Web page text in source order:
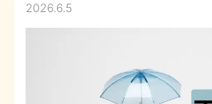
2026.6.5